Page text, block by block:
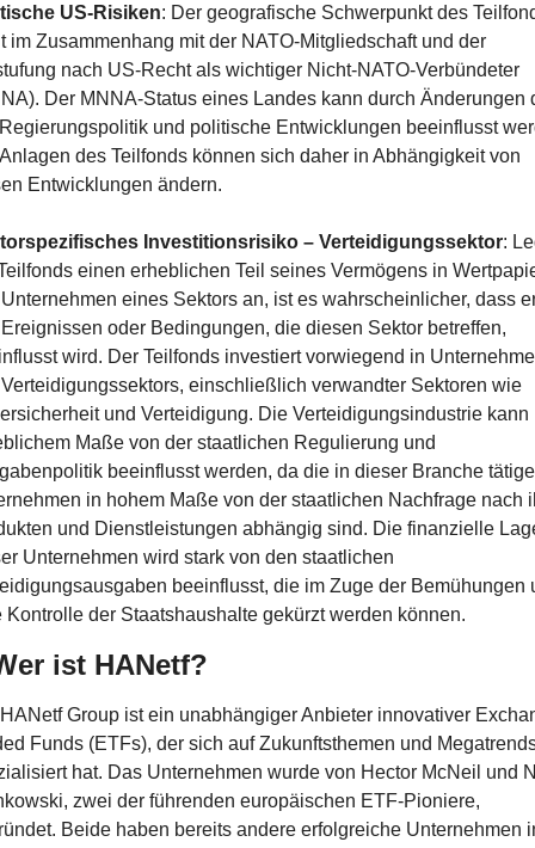
US-Risiken: Der geografische Schwerpunkt des
im Zusammenhang mit der NATO-Mitgliedschaft und der
nach US-Recht als wichtiger Nicht-NATO-Verbündeter
Der MNNA-Status eines Landes kann durch Änderungen
und politische Entwicklungen beeinflusst
des Teilfonds können sich daher in Abhängigkeit von
Entwicklungen ändern.
Investitionsrisiko – Verteidigungssektor:
einen erheblichen Teil seines Vermögens in
eines Sektors an, ist es wahrscheinlicher, dass
oder Bedingungen, die diesen Sektor betreffen,
wird. Der Teilfonds investiert vorwiegend in
einschließlich verwandter Sektoren wie
und Verteidigung. Die Verteidigungsindustrie kann
Maße von der staatlichen Regulierung und
beeinflusst werden, da die in dieser Branche
in hohem Maße von der staatlichen Nachfrage nach
und Dienstleistungen abhängig sind. Die finanzielle
Unternehmen wird stark von den staatlichen
beeinflusst, die im Zuge der Bemühungen
Kontrolle der Staatshaushalte gekürzt werden können.
ist HANetf?
Group ist ein unabhängiger Anbieter innovativer
Funds (ETFs), der sich auf Zukunftsthemen und
hat. Das Unternehmen wurde von Hector McNeil und
zwei der führenden europäischen ETF-Pioniere,
Beide haben bereits andere erfolgreiche Unternehmen